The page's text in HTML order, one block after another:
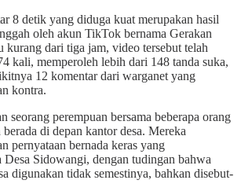
8 detik yang diduga kuat merupakan hasil
oleh akun TikTok bernama Gerakan
kurang dari tiga jam, video tersebut telah
kali, memperoleh lebih dari 148 tanda suka,
12 komentar dari warganet yang
kontra.
seorang perempuan bersama beberapa orang
di depan kantor desa. Mereka
pernyataan bernada keras yang
Sidowangi, dengan tudingan bahwa
digunakan tidak semestinya, bahkan disebut-